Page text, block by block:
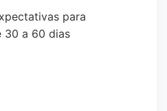
para
30 a 60 dias